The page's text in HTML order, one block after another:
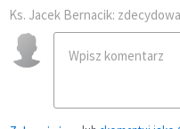
Ks. Jacek Bernacik: